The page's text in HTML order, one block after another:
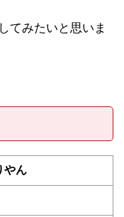
てみたいと思いま
やん